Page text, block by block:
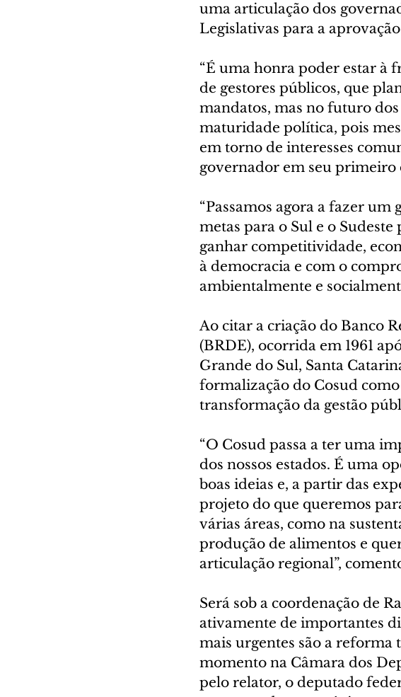
uma articulação dos
Legislativas para a
“É uma honra poder estar à
de gestores públicos, que
mandatos, mas no futuro
maturidade política, pois
em torno de interesses
governador em seu primeiro
“Passamos agora a fazer
metas para o Sul e o
ganhar competitividade,
à democracia e com o
ambientalmente e
Ao citar a criação do Banco
(BRDE), ocorrida em 1961
Grande do Sul, Santa
formalização do Cosud
transformação da gestão
“O Cosud passa a ter uma
dos nossos estados. É uma
boas ideias e, a partir das
projeto do que queremos
várias áreas, como na
produção de alimentos e
articulação regional”,
Será sob a coordenação de
ativamente de importantes
mais urgentes são a reforma
momento na Câmara dos
pelo relator, o deputado